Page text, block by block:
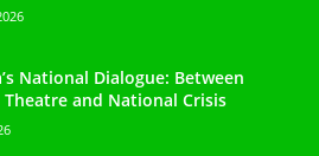
National Dialogue: Between
and National Crisis